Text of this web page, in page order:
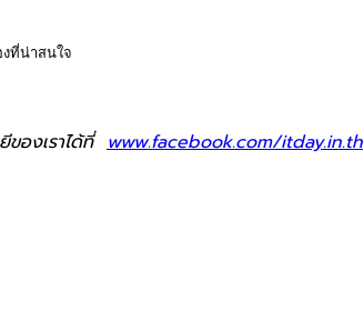
ที่น่าสนใจ
ของเราได้ที่ www.facebook.com/itday.in.th